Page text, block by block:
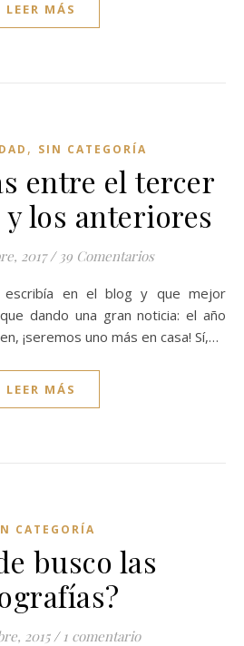
LEER MÁS
, SIN CATEGORÍA
entre el tercer
los anteriores
2017 / 39 Comentarios
dando una gran noticia: el año
¡seremos uno más en casa! Sí,…
LEER MÁS
CATEGORÍA
busco las
2015 / 1 comentario